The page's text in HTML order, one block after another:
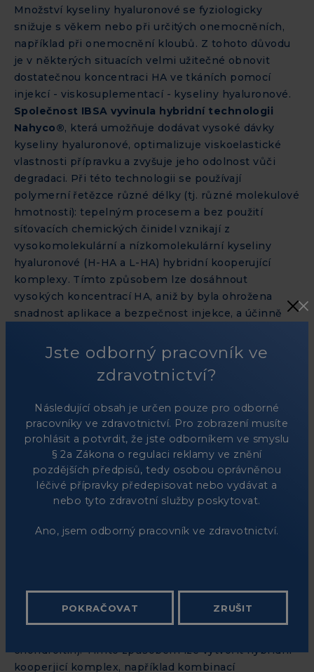
Množství kyseliny hyaluronové se fyziologicky
snižuje s věkem nebo při určitých onemocněních,
například při onemocnění kloubů. Z tohoto důvodu
je v některých situacích velmi užitečné obnovit
dostatečnou koncentraci HA ve tkáních pomocí
injekcí - viskosuplementací - kyseliny hyaluronové.
Společnost IBSA vyvinula hybridní technologii
Nahyco®, která umožňuje dodávat vysoké dávky
kyseliny hyaluronové, optimalizuje viskoelastické
vlastnosti přípravku a zvyšuje jeho odolnost vůči
degradaci. Při této technologii se používají
polymerní řetězce různé délky (tj. různé molekulové
hmotnosti): tepelným procesem a bez použití
síťovacích chemických činidel vznikají z
vysokomolekulární a nízkomolekulární kyseliny
hyaluronové (H-HA a L-HA) hybridní kooperující
komplexy. Tímto způsobem lze dosáhnout
vysokých koncentrací HA, aniž by byla ohrožena
snadnost aplikace a bezpečnost injekce, a účinně
synoviální tekutiny, čímž se optimalizuje koncept
viskosuplementace. Stejnou technologii Nahyco®
lze úspěšně použít i v jiných indikacích, například k
obsahu vody - a tím i vzhledu - stárnoucí kůže. I v
tomto případě technologie Nahyco® umožňuje
snadno dodávat vysoké dávky HA, které jsou
distribuovány v kůži pro dosažení optimálního
výsledku, a zajistit maximální bezpečnost díky
použití vysoce čisté kyseliny hyaluronové, která -
ze zvířat - je identická s tou, která je přítomna v
chondroitin). Tímto způsobem lze vytvořit hybridní
kooperjicí komplex, například kombinací
Jste odborný pracovník ve
zdravotnictví?
Následující obsah je určen pouze pro odborné
pracovníky ve zdravotnictví. Pro zobrazení musíte
prohlásit a potvrdit, že jste odborníkem ve smyslu
§ 2a Zákona o regulaci reklamy ve znění
pozdějších předpisů, tedy osobou oprávněnou
léčivé přípravky předepisovat nebo vydávat a
nebo tyto zdravotní služby poskytovat.
Ano, jsem odborný pracovník ve zdravotnictví.
POKRAČOVAT ZRUŠIT